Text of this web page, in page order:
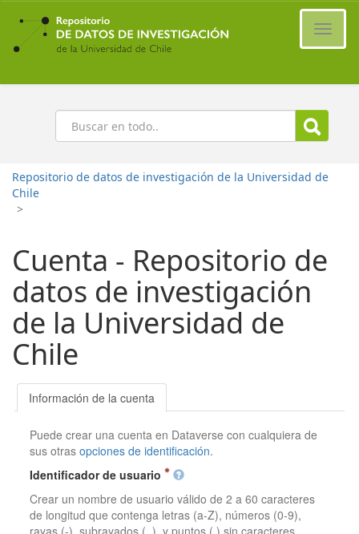
Ir
contenido
principal
Buscar
Repositorio de datos de investigación de la Universidad de
Chile
>
Cuenta - Repositorio de
datos de investigación
de la Universidad de
Chile
Información de la cuenta
Puede crear una cuenta en Dataverse con cualquiera de
sus otrasopciones de identificación.
Identificador de usuario
Crear un nombre de usuario válido de 2 a 60 caracteres
de longitud que contenga letras (a-Z), números (0-9),
rayas (-), subrayados (_), y puntos (.) sin caracteres